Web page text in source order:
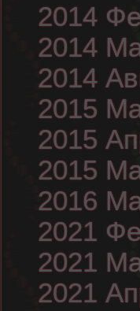
2014
2014
2014
2015
2015
2015
2016
2021
2021
2021